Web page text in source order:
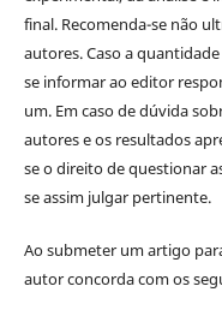
final. Recomenda-se não
autores. Caso a
se informar ao editor
um. Em caso de dúvida
autores e os resultados
se o direito de questionar
se assim julgar pertinente.
Ao submeter um artigo
autor concorda com os